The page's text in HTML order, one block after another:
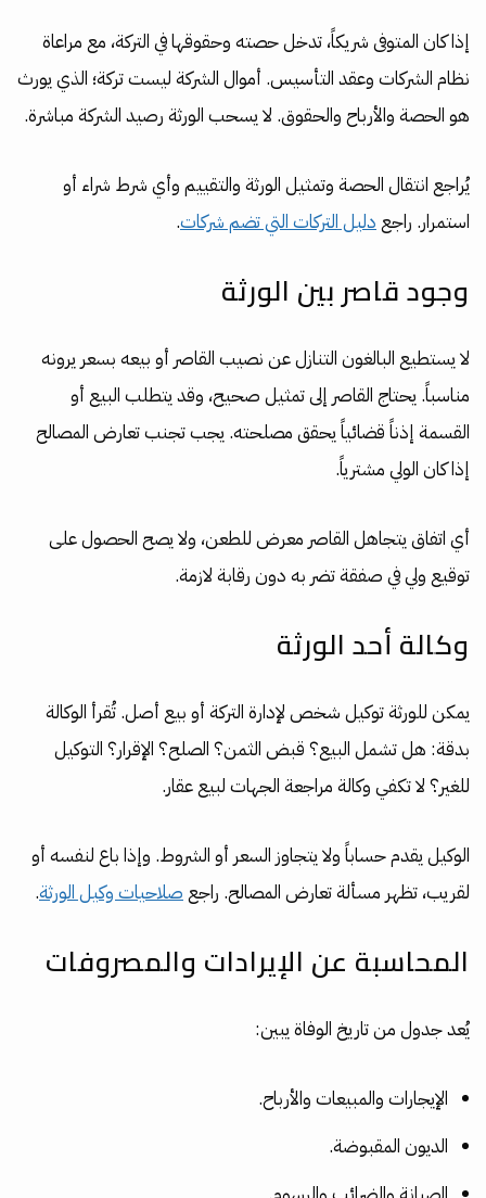
إذا كان المتوفى شريكاً، تدخل حصته وحقوقها في التركة، مع مراعاة
نظام الشركات وعقد التأسيس. أموال الشركة ليست تركة؛ الذي يورث
هو الحصة والأرباح والحقوق. لا يسحب الورثة رصيد الشركة مباشرة.
يُراجع انتقال الحصة وتمثيل الورثة والتقييم وأي شرط شراء أو
استمرار. راجع دليل التركات التي تضم شركات.
وجود قاصر بين الورثة
لا يستطيع البالغون التنازل عن نصيب القاصر أو بيعه بسعر يرونه
مناسباً. يحتاج القاصر إلى تمثيل صحيح، وقد يتطلب البيع أو
القسمة إذناً قضائياً يحقق مصلحته. يجب تجنب تعارض المصالح
إذا كان الولي مشترياً.
أي اتفاق يتجاهل القاصر معرض للطعن، ولا يصح الحصول على
توقيع ولي في صفقة تضر به دون رقابة لازمة.
وكالة أحد الورثة
يمكن للورثة توكيل شخص لإدارة التركة أو بيع أصل. تُقرأ الوكالة
بدقة: هل تشمل البيع؟ قبض الثمن؟ الصلح؟ الإقرار؟ التوكيل
للغير؟ لا تكفي وكالة مراجعة الجهات لبيع عقار.
الوكيل يقدم حساباً ولا يتجاوز السعر أو الشروط. وإذا باع لنفسه أو
لقريب، تظهر مسألة تعارض المصالح. راجع صلاحيات وكيل الورثة.
المحاسبة عن الإيرادات والمصروفات
يُعد جدول من تاريخ الوفاة يبين:
الإيجارات والمبيعات والأرباح.
الديون المقبوضة.